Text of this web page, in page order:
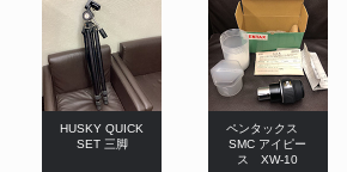
HUSKY QUICK
SET 三脚
ペンタックス
SMC アイピー
ス XW-10